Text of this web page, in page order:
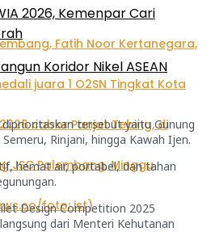
2026, Kemenpar Cari
Koridor Nikel ASEAN
tersebut yaitu Gunung
Rinjani, hingga Kawah Ijen.
hemat air, portabel, dan tahan
Design Competition 2025
dari Menteri Kehutanan